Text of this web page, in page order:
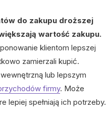
do zakupu droższej
wartość zakupu.
klientom lepszej
zamierzali kupić.
lub lepszym
firmy. Może
lepiej spełniają ich potrzeby.